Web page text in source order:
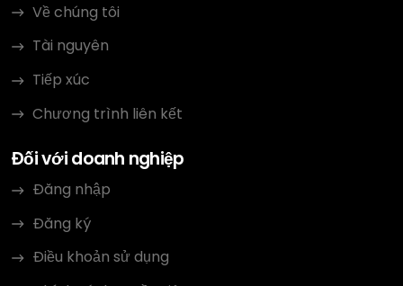
Về chúng tôi
Tài nguyên
Tiếp xúc
Chương trình liên kết
Đối với doanh nghiệp
Đăng nhập
Đăng ký
Điều khoản sử dụng